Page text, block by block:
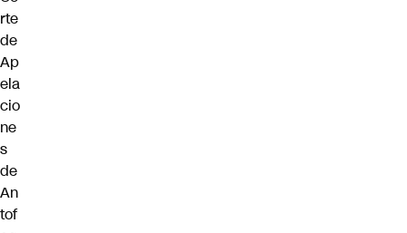
rte
de
Ap
ela
cio
ne
s
de
An
tof